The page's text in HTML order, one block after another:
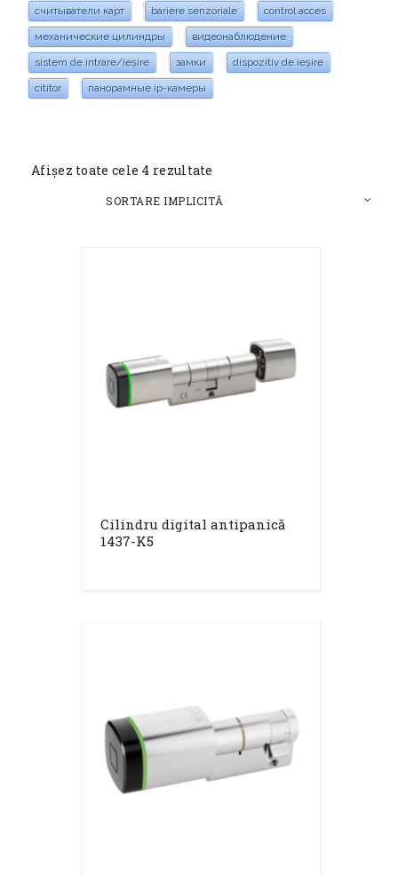
считыватели карт bariere senzoriale control acces
механические цилиндры видеонаблюдение
sistem de intrare/ieșire замки dispozitiv de ieșire
cititor панорамные ip-камеры
Afișez toate cele 4 rezultate
Cilindru digital antipanică
1437-K5